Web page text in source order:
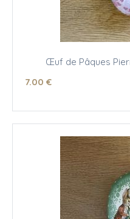
Œuf de Pâques
7.00 €